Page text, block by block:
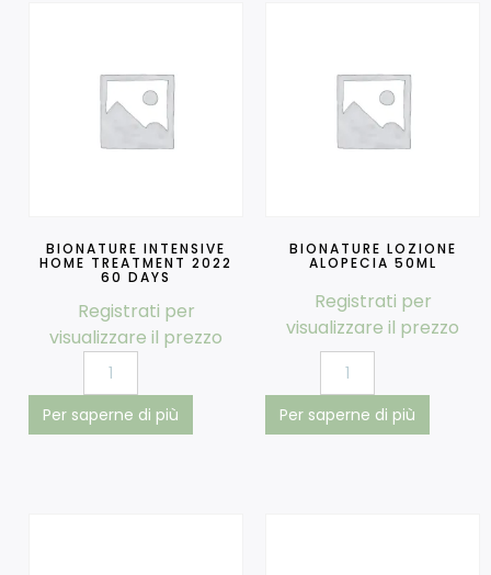
BIONATURE INTENSIVE
HOME TREATMENT 2022
60 DAYS
Registrati per
visualizzare il prezzo
Per saperne di più
BIONATURE LOZIONE
ALOPECIA 50ML
Registrati per
visualizzare il prezzo
Per saperne di più